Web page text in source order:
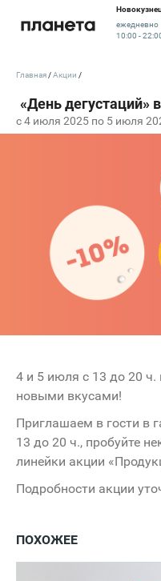
ежедневно
10:00 -
c 4 июля 2025 по 5 июля
Главная Акции
4 и 5 июля с 13 до 20 ч.
новыми вкусами!
Приглашаем в гости в
13 до 20 ч., пробуйте
линейки акции
Подробности акции
ПОХОЖЕЕ